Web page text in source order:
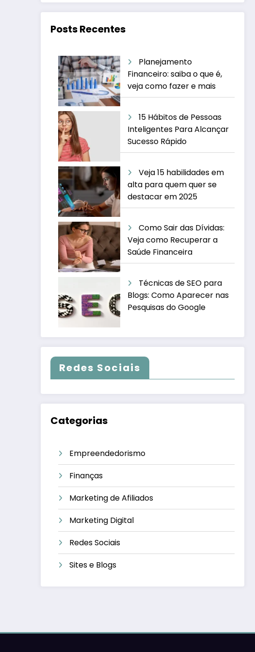
Posts Recentes
Planejamento
Financeiro: saiba o que é,
veja como fazer e mais
15 Hábitos de Pessoas
Inteligentes Para Alcançar
Sucesso Rápido
Veja 15 habilidades em
alta para quem quer se
destacar em 2025
Como Sair das Dívidas:
Veja como Recuperar a
Saúde Financeira
Técnicas de SEO para
Blogs: Como Aparecer nas
Pesquisas do Google
Redes Sociais
Categorias
Empreendedorismo
Finanças
Marketing de Afiliados
Marketing Digital
Redes Sociais
Sites e Blogs